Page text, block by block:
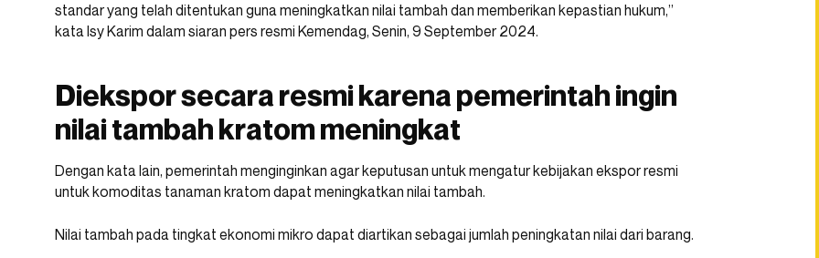
standar yang telah ditentukan guna meningkatkan nilai tambah dan memberikan kepastian hukum,”
kata Isy Karim dalam siaran pers resmi Kemendag, Senin, 9 September 2024.
Diekspor secara resmi karena pemerintah ingin
nilai tambah kratom meningkat
Dengan kata lain, pemerintah menginginkan agar keputusan untuk mengatur kebijakan ekspor resmi
untuk komoditas tanaman kratom dapat meningkatkan nilai tambah.
Nilai tambah pada tingkat ekonomi mikro dapat diartikan sebagai jumlah peningkatan nilai dari barang.